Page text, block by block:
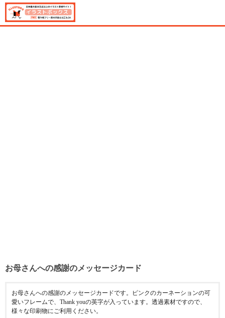
お母さんへの感謝のメッセージカード
お母さんへの感謝のメッセージカードです。ピンクのカーネーションの可
愛いフレームで、Thank youの英字が入っています。透過素材ですので、
様々な印刷物にご利用ください。